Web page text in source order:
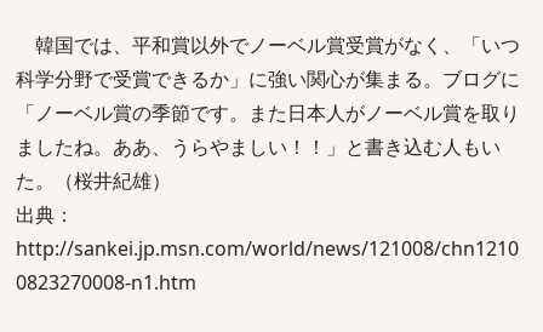
韓国では、平和賞以外でノーベル賞受賞がなく、「いつ
科学分野で受賞できるか」に強い関心が集まる。ブログに
「ノーベル賞の季節です。また日本人がノーベル賞を取り
ましたね。ああ、うらやましい！！」と書き込む人もい
た。（桜井紀雄）
出典：
http://sankei.jp.msn.com/world/news/121008/chn1210
0823270008-n1.htm